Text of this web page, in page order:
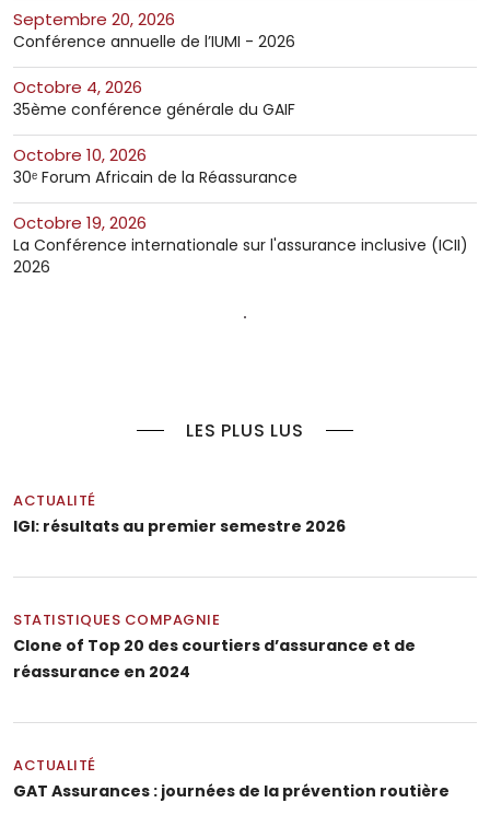
septembre 20, 2026
Conférence annuelle de l’IUMI - 2026
octobre 4, 2026
35ème conférence générale du GAIF
octobre 10, 2026
30ᵉ Forum Africain de la Réassurance
octobre 19, 2026
La Conférence internationale sur l'assurance inclusive (ICII)
2026
LES PLUS LUS
ACTUALITÉ
IGI: résultats au premier semestre 2026
STATISTIQUES COMPAGNIE
Clone of Top 20 des courtiers d’assurance et de
réassurance en 2024
ACTUALITÉ
GAT Assurances : journées de la prévention routière